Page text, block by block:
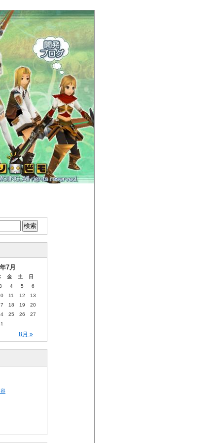
7月
金 土 日
8月 »
4 5
6
11 12
13
18 19
20
25 26
27